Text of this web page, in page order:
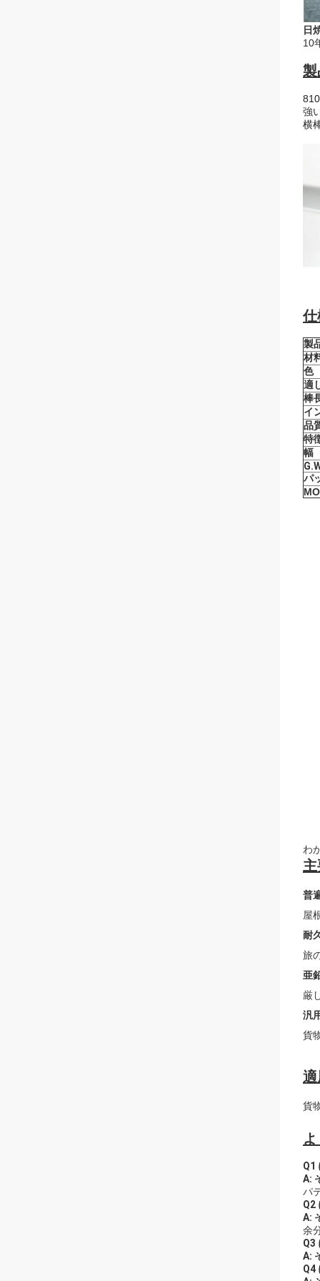
日
10
製
強
横
仕
製
材
色
適
棒
イ
品
特
幅
パ
わ
普
屋
耐
旅
亜
厳
汎
貨
適
貨
Q1
A:
パ
Q2
A:
余
Q3
A:
Q4